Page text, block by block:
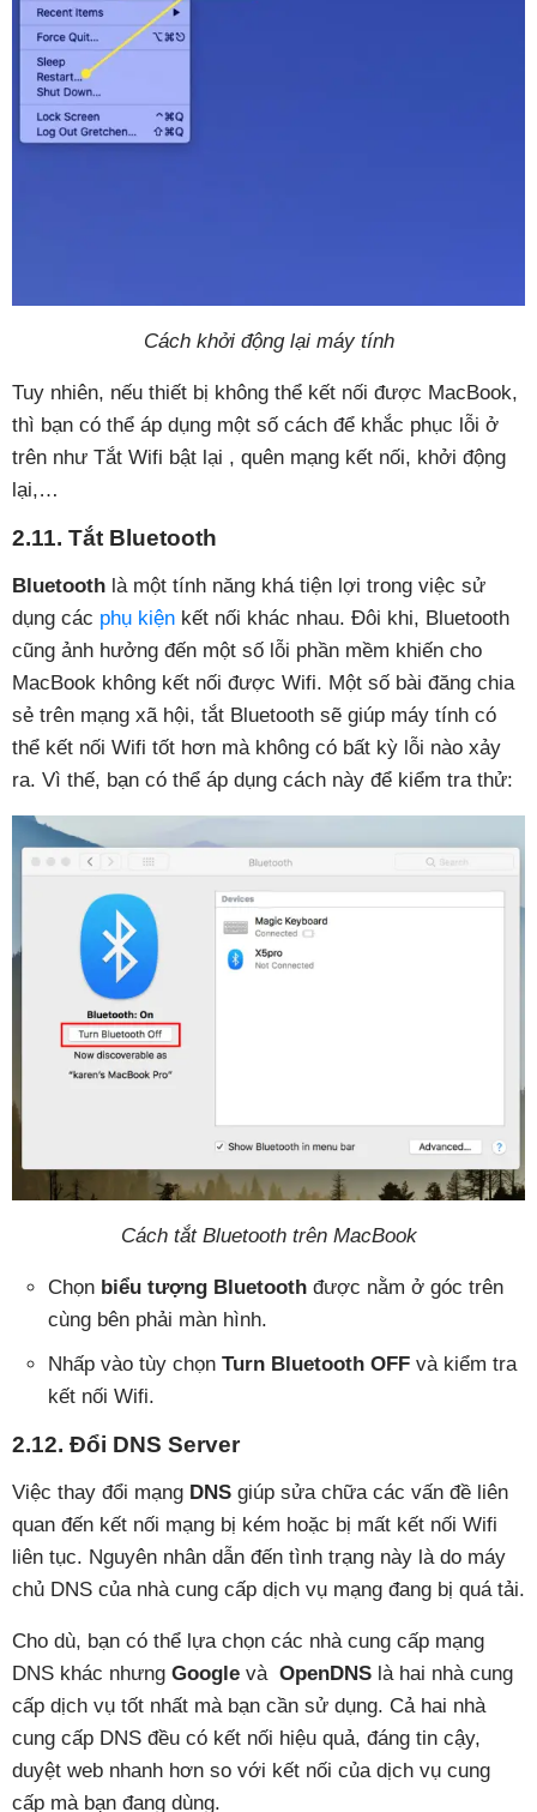
Cách khởi động lại máy tính
Tuy nhiên, nếu thiết bị không thể kết nối được MacBook,
thì bạn có thể áp dụng một số cách để khắc phục lỗi ở
trên như Tắt Wifi bật lại , quên mạng kết nối, khởi động
lại,…
2.11. Tắt Bluetooth
Bluetooth là một tính năng khá tiện lợi trong việc sử
dụng các phụ kiện kết nối khác nhau. Đôi khi, Bluetooth
cũng ảnh hưởng đến một số lỗi phần mềm khiến cho
MacBook không kết nối được Wifi. Một số bài đăng chia
sẻ trên mạng xã hội, tắt Bluetooth sẽ giúp máy tính có
thể kết nối Wifi tốt hơn mà không có bất kỳ lỗi nào xảy
ra. Vì thế, bạn có thể áp dụng cách này để kiểm tra thử:
Cách tắt Bluetooth trên MacBook
Chọn biểu tượng Bluetooth được nằm ở góc trên
cùng bên phải màn hình.
Nhấp vào tùy chọn Turn Bluetooth OFF và kiểm tra
kết nối Wifi.
2.12. Đổi DNS Server
Việc thay đổi mạng DNS giúp sửa chữa các vấn đề liên
quan đến kết nối mạng bị kém hoặc bị mất kết nối Wifi
liên tục. Nguyên nhân dẫn đến tình trạng này là do máy
chủ DNS của nhà cung cấp dịch vụ mạng đang bị quá tải.
Cho dù, bạn có thể lựa chọn các nhà cung cấp mạng
DNS khác nhưng Google và OpenDNS là hai nhà cung
cấp dịch vụ tốt nhất mà bạn cần sử dụng. Cả hai nhà
cung cấp DNS đều có kết nối hiệu quả, đáng tin cậy,
duyệt web nhanh hơn so với kết nối của dịch vụ cung
cấp mà bạn đang dùng.